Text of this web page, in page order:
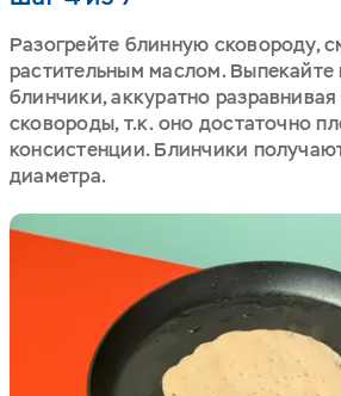
Разогрейте блинную сковороду,
растительным маслом. Выпекайте
блинчики, аккуратно
сковороды, т.к. оно достаточно
консистенции. Блинчики
диаметра.